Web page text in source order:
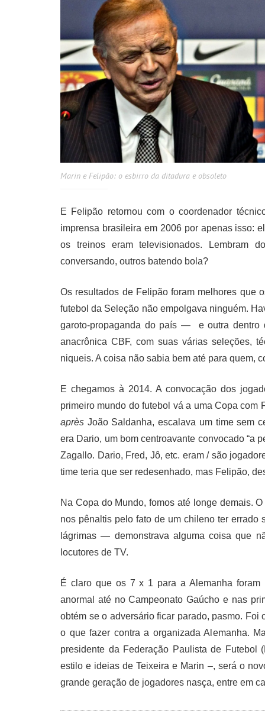
Marin e Felipão: o esbirro da ditadura e obsoleto
E Felipão retornou com o coordenador
imprensa brasileira em 2006 por apenas isso:
os treinos eram televisionados. Lembram
conversando, outros batendo bola?
Os resultados de Felipão foram melhores que
futebol da Seleção não empolgava ninguém.
garoto-propaganda do país — e outra dentro
anacrônica CBF, com suas várias seleções,
niqueis. A coisa não sabia bem até para quem,
E chegamos à 2014. A convocação dos
primeiro mundo do futebol vá a uma Copa com
après João Saldanha, escalava um time sem
era Dario, um bom centroavante convocado “a
Zagallo. Dario, Fred, Jô, etc. eram / são
time teria que ser redesenhado, mas Felipão,
Na Copa do Mundo, fomos até longe demais.
nos pênaltis pelo fato de um chileno ter
lágrimas — demonstrava alguma coisa que
locutores de TV.
É claro que os 7 x 1 para a Alemanha
anormal até no Campeonato Gaúcho e nas
obtém se o adversário ficar parado, pasmo.
o que fazer contra a organizada Alemanha.
presidente da Federação Paulista de
estilo e ideias de Teixeira e Marin –, será o
grande geração de jogadores nasça, entre em